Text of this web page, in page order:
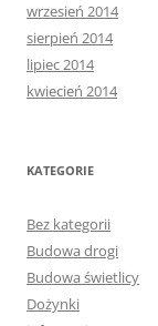
wrzesień 2014
sierpień 2014
lipiec 2014
kwiecień 2014
KATEGORIE
Bez kategorii
Budowa drogi
Budowa świetlicy
Dożynki